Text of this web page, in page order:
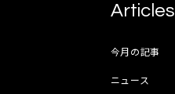
Articles
今月の記事
ニュース